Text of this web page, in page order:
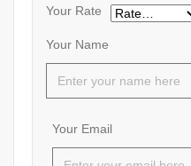
Your Name
Your Email
Your Rate